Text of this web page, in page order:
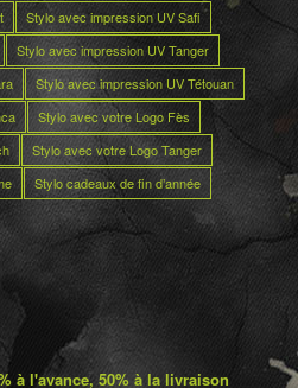
Stylo avec impression UV Safi
Stylo avec impression UV Tanger
Stylo avec impression UV Tétouan
Stylo avec votre Logo Fès
Stylo avec votre Logo Tanger
Stylo cadeaux de fin d’année
à l'avance, 50% à la livraison